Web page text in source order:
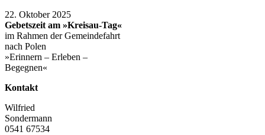
22. Oktober 2025
Gebetszeit am »Kreisau-Tag«
im Rahmen der Gemeindefahrt
nach Polen
»Erinnern – Erleben –
Begegnen«
Kontakt
Wilfried
Sondermann
0541 67534